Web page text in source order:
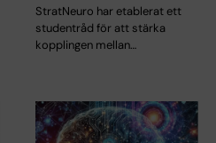
StratNeuro har etablerat ett
studentråd för att stärka
kopplingen mellan…